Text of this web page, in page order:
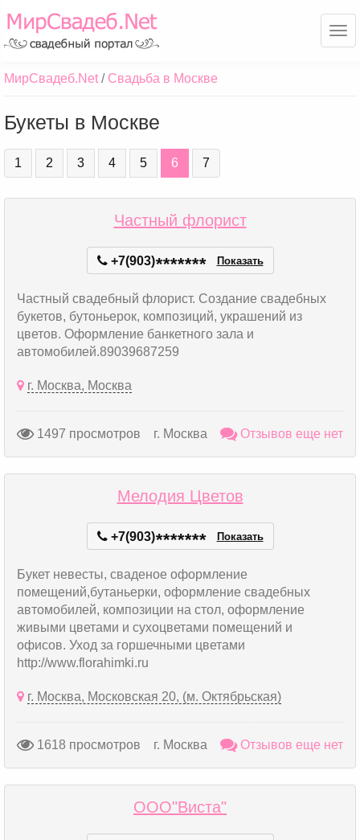
МирСвадеб.Net Свадьба в Москве
Букеты в Москве
1 2 3 4 5 6 7
Частный флорист
+7(903)******* Показать
Частный свадебный флорист. Создание свадебных
букетов, бутоньерок, композиций, украшений из
цветов. Оформление банкетного зала и
автомобилей.89039687259
г. Москва, Москва
1497 просмотров г. Москва Отзывов еще нет
Мелодия Цветов
+7(903)******* Показать
Букет невесты, сваденое оформление
помещений,бутаньерки, оформление свадебных
автомобилей, композиции на стол, оформление
живыми цветами и сухоцветами помещений и
офисов. Уход за горшечными цветами
http://www.florahimki.ru
г. Москва, Московская 20, (м. Октябрьская)
1618 просмотров г. Москва Отзывов еще нет
ООО"Виста"